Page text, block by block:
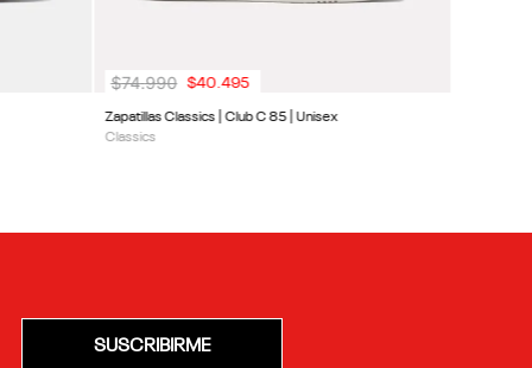
Zapatillas Classics | Club C 85 | Unisex
Classics
$74.990 $40.495
SUSCRIBIRME